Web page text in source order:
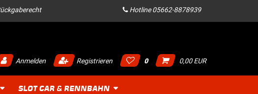
Hotline 05662-8878939
Anmelden Registrieren 0 0,00 EUR
SLOT CAR & RENNBAHN